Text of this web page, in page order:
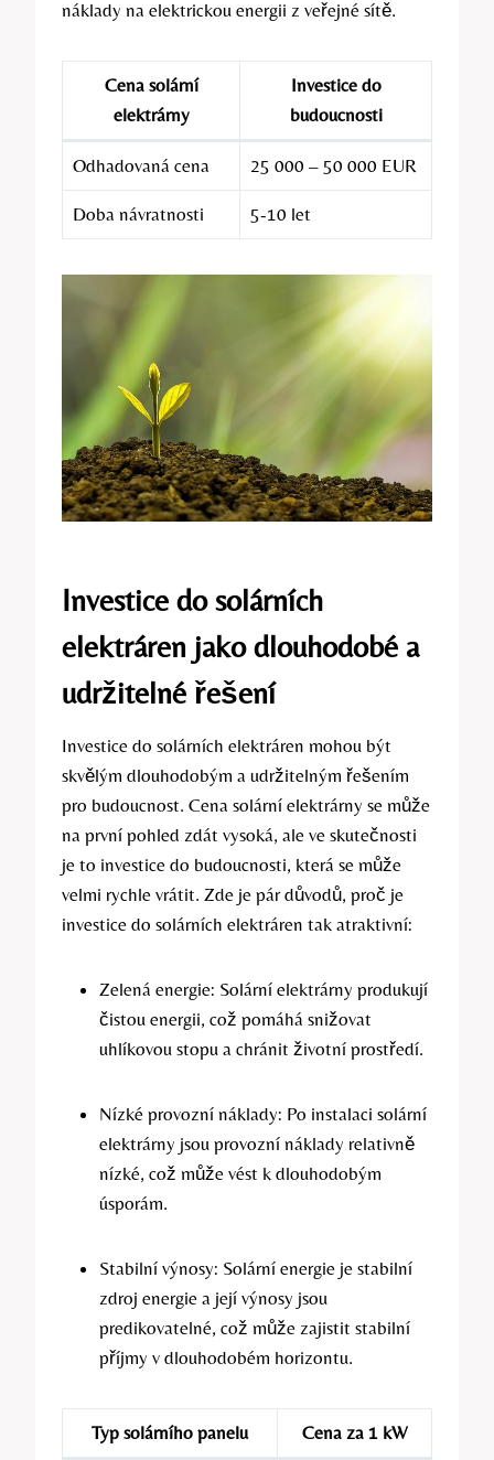
náklady na elektrickou energii z veřejné sítě.
Cena solární
elektrárny
Investice do
budoucnosti
Odhadovaná cena 25 000 – 50 000 EUR
Doba návratnosti 5-10 let
Investice do solárních
elektráren jako dlouhodobé a
udržitelné řešení
Investice do solárních elektráren mohou být
skvělým dlouhodobým a udržitelným řešením
pro budoucnost. Cena solární elektrárny se může
na první pohled zdát vysoká, ale ve skutečnosti
je to investice do budoucnosti, která se může
velmi rychle vrátit. Zde je pár důvodů, proč je
investice do solárních elektráren tak atraktivní:
Zelená energie: Solární elektrárny produkují
čistou energii, což pomáhá snižovat
uhlíkovou stopu a chránit životní prostředí.
Nízké provozní náklady: Po instalaci solární
elektrárny jsou provozní náklady relativně
nízké, což může vést k dlouhodobým
úsporám.
Stabilní výnosy: Solární energie je stabilní
zdroj energie a její výnosy jsou
predikovatelné, což může zajistit stabilní
příjmy v dlouhodobém horizontu.
Typ solárního panelu Cena za 1 kW